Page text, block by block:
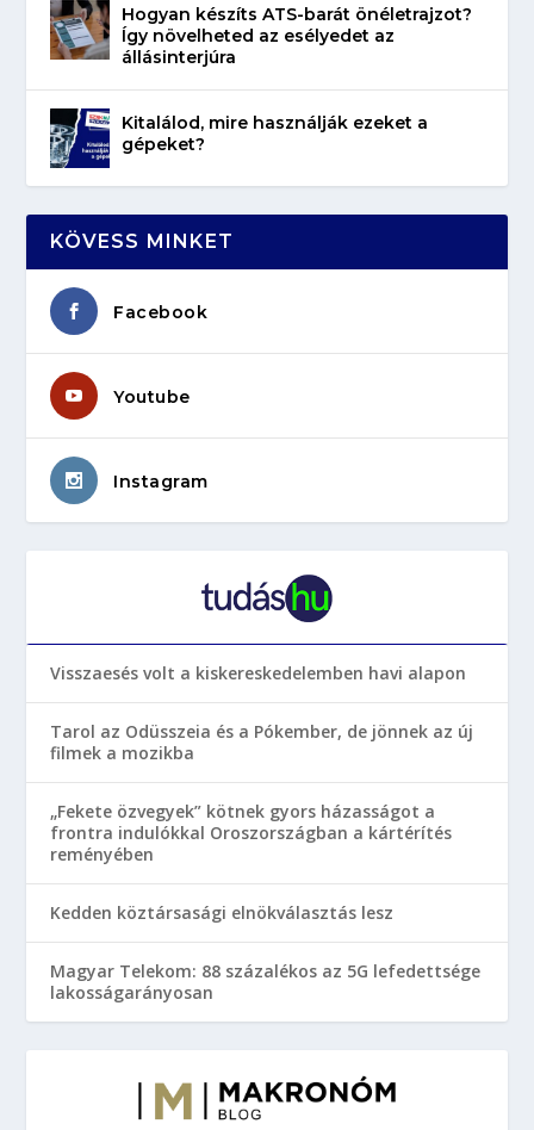
Hogyan készíts ATS-barát önéletrajzot?
Így növelheted az esélyedet az
állásinterjúra
Kitalálod, mire használják ezeket a
gépeket?
KÖVESS MINKET
Facebook
Youtube
Instagram
Visszaesés volt a kiskereskedelemben havi alapon
Tarol az Odüsszeia és a Pókember, de jönnek az új
filmek a mozikba
„Fekete özvegyek” kötnek gyors házasságot a
frontra indulókkal Oroszországban a kártérítés
reményében
Kedden köztársasági elnökválasztás lesz
Magyar Telekom: 88 százalékos az 5G lefedettsége
lakosságarányosan